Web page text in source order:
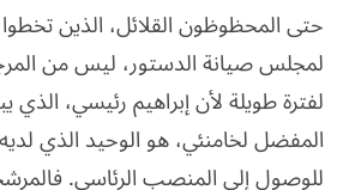
حتى المحظوظون القلائل، الذين تخطوا
لمجلس صيانة الدستور، ليس من
لفترة طويلة لأن إبراهيم رئيسي، الذي
المفضل لخامنئي، هو الوحيد الذي
للوصول إلى المنصب الرئاسي.